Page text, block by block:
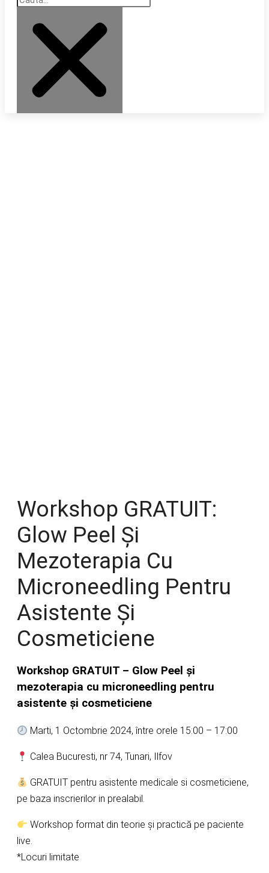
Workshop GRATUIT:
Glow Peel Și
Mezoterapia Cu
Microneedling Pentru
Asistente Și
Cosmeticiene
Workshop GRATUIT – Glow Peel și
mezoterapia cu microneedling pentru
asistente și cosmeticiene
Marti, 1 Octombrie 2024, între orele 15:00 – 17:00
Calea Bucuresti, nr 74, Tunari, Ilfov
GRATUIT pentru asistente medicale si cosmeticiene,
pe baza inscrierilor in prealabil.
Workshop format din teorie și practică pe paciente
live.
*Locuri limitate